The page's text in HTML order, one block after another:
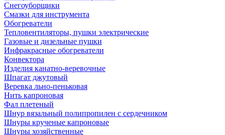
Снегоуборщики
Смазки для инструмента
Обогреватели
Тепловентиляторы, пушки электрические
Газовые и дизельные пушки
Инфракрасные обогреватели
Конвектора
Изделия канатно-веревочные
Шпагат джутовый
Веревка льно-пеньковая
Нить капроновая
Фал плетеный
Шнур вязальный полипропилен с сердечником
Шнуры крученые капроновые
Шнуры хозяйственные